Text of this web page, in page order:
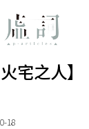
宅之人】
18